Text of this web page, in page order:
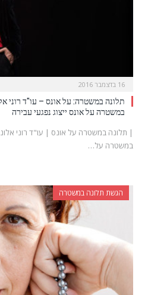
16 בדצמבר 2016
תלונה במשטרה: על אונס – עו"ד רוני
במשטרה על אונס ייצוג נפגעי עבירה
| תלונה במשטרה על אונס | עו"ד רוני
במשטרה על…
הגשת תלונה במשטרה